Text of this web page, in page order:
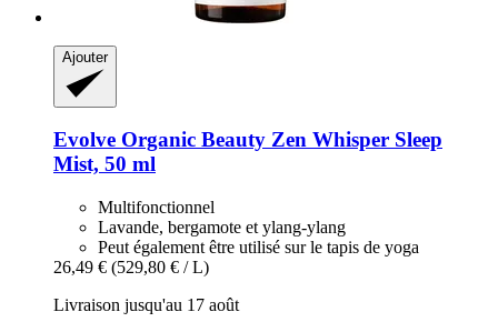
Ajouter
Evolve Organic Beauty Zen Whisper Sleep
Mist, 50 ml
Multifonctionnel
Lavande, bergamote et ylang-ylang
Peut également être utilisé sur le tapis de yoga
26,49 € (529,80 € / L)
Livraison jusqu'au 17 août